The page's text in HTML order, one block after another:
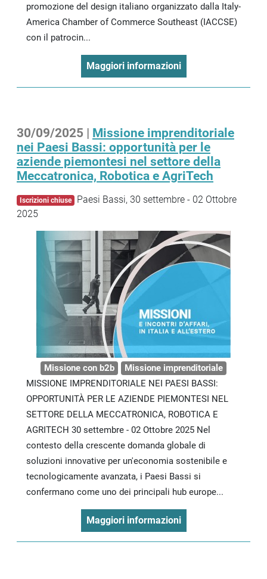
promozione del design italiano organizzato dalla Italy-
America Chamber of Commerce Southeast (IACCSE)
con il patrocin...
Maggiori informazioni
30/09/2025 | Missione imprenditoriale
nei Paesi Bassi: opportunità per le
aziende piemontesi nel settore della
Meccatronica, Robotica e AgriTech
Iscrizioni chiuse Paesi Bassi, 30 settembre - 02 Ottobre
2025
Missione con b2b
Missione imprenditoriale
MISSIONE IMPRENDITORIALE NEI PAESI BASSI:
OPPORTUNITÀ PER LE AZIENDE PIEMONTESI NEL
SETTORE DELLA MECCATRONICA, ROBOTICA E
AGRITECH 30 settembre - 02 Ottobre 2025 Nel
contesto della crescente domanda globale di
soluzioni innovative per un'economia sostenibile e
tecnologicamente avanzata, i Paesi Bassi si
confermano come uno dei principali hub europe...
Maggiori informazioni